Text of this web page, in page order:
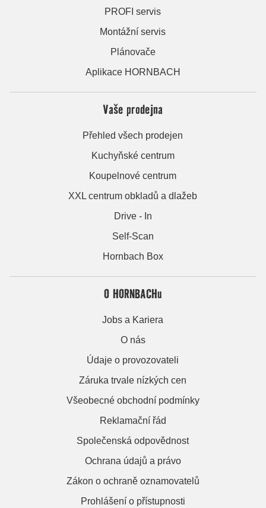
PROFI servis
Montážní servis
Plánovače
Aplikace HORNBACH
Vaše prodejna
Přehled všech prodejen
Kuchyňské centrum
Koupelnové centrum
XXL centrum obkladů a dlažeb
Drive - In
Self-Scan
Hornbach Box
O HORNBACHu
Jobs a Kariera
O nás
Údaje o provozovateli
Záruka trvale nízkých cen
Všeobecné obchodní podmínky
Reklamační řád
Společenská odpovědnost
Ochrana údajů a právo
Zákon o ochraně oznamovatelů
Prohlášení o přístupnosti